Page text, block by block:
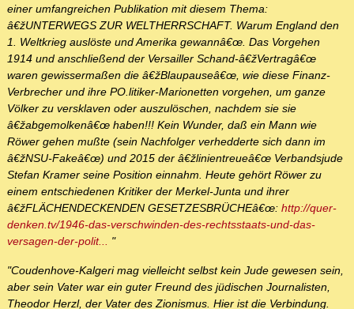
einer umfangreichen Publikation mit diesem Thema:
â€žUNTERWEGS ZUR WELTHERRSCHAFT. Warum England den
1. Weltkrieg auslöste und Amerika gewannâ€œ. Das Vorgehen
1914 und anschließend der Versailler Schand-â€žVertragâ€œ
waren gewissermaßen die â€žBlaupauseâ€œ, wie diese Finanz-
Verbrecher und ihre PO.litiker-Marionetten vorgehen, um ganze
Völker zu versklaven oder auszulöschen, nachdem sie sie
â€žabgemolkenâ€œ haben!!! Kein Wunder, daß ein Mann wie
Röwer gehen mußte (sein Nachfolger verhedderte sich dann im
â€žNSU-Fakeâ€œ) und 2015 der â€žlinientreueâ€œ Verbandsjude
Stefan Kramer seine Position einnahm. Heute gehört Röwer zu
einem entschiedenen Kritiker der Merkel-Junta und ihrer
â€žFLÄCHENDECKENDEN GESETZESBRÜCHEâ€œ: http://quer-
denken.tv/1946-das-verschwinden-des-rechtsstaats-und-das-
versagen-der-polit... "
"Coudenhove-Kalgeri mag vielleicht selbst kein Jude gewesen sein,
aber sein Vater war ein guter Freund des jüdischen Journalisten,
Theodor Herzl, der Vater des Zionismus. Hier ist die Verbindung.